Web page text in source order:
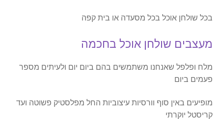
בכל שולחן אוכל בכל מסעדה או בית קפה
מעצבים שולחן אוכל בחכמה
מלח ופלפל שאנחנו משתמשים בהם ביום יום ולעיתים מספר
פעמים ביום
מופיעים באין סוף וורסיות עיצוביות החל מפלסטיק פשוטה ועד
קריסטל יוקרתי